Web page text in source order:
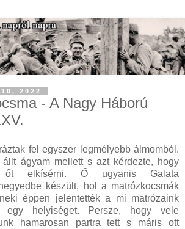
2022
- A Nagy Háború
fel egyszer legmélyebb álmomból.
ágyam mellett s azt kérdezte, hogy
őt elkísérni. Ő ugyanis Galata
készült, hol a matrózkocsmák
éppen jelentették a mi matrózaink
egy helyiséget. Persze, hogy vele
hamarosan partra tett s máris ott